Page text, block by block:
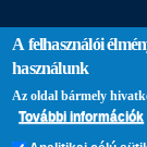
PTE login
A felhasználói
használunk
Az oldal bármely
További információk